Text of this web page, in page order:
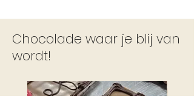
Chocolade waar je blij van
wordt!